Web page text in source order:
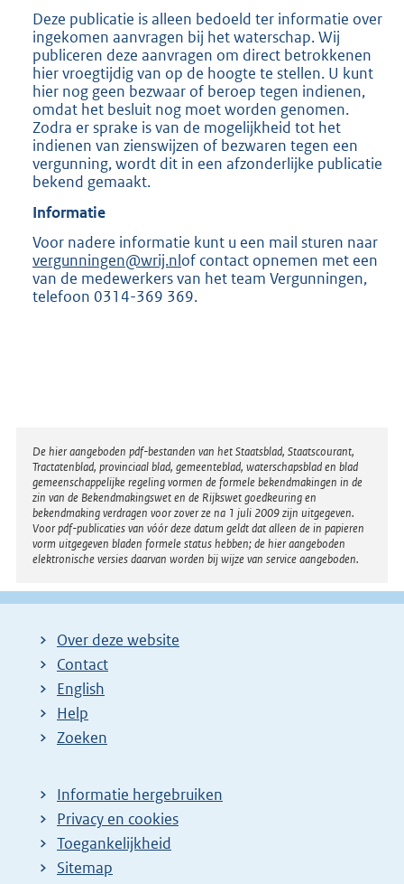
Deze publicatie is alleen bedoeld ter informatie over
ingekomen aanvragen bij het waterschap. Wij
publiceren deze aanvragen om direct betrokkenen
hier vroegtijdig van op de hoogte te stellen. U kunt
hier nog geen bezwaar of beroep tegen indienen,
omdat het besluit nog moet worden genomen.
Zodra er sprake is van de mogelijkheid tot het
indienen van zienswijzen of bezwaren tegen een
vergunning, wordt dit in een afzonderlijke publicatie
bekend gemaakt.
Informatie
Voor nadere informatie kunt u een mail sturen naar
vergunningen@wrij.nlof contact opnemen met een
van de medewerkers van het team Vergunningen,
telefoon 0314-369 369.
Disclaimer
De hier aangeboden pdf-bestanden van het Staatsblad, Staatscourant,
Tractatenblad, provinciaal blad, gemeenteblad, waterschapsblad en blad
gemeenschappelijke regeling vormen de formele bekendmakingen in de
zin van de Bekendmakingswet en de Rijkswet goedkeuring en
bekendmaking verdragen voor zover ze na 1 juli 2009 zijn uitgegeven.
Voor pdf-publicaties van vóór deze datum geldt dat alleen de in papieren
vorm uitgegeven bladen formele status hebben; de hier aangeboden
elektronische versies daarvan worden bij wijze van service aangeboden.
Over deze website
Contact
English
Help
Zoeken
Informatie hergebruiken
Privacy en cookies
Toegankelijkheid
Sitemap